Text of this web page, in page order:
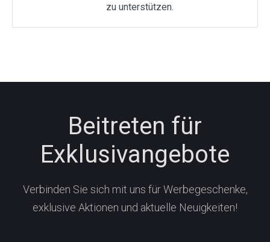
zu unterstützen.
Beitreten für
Exklusivangebote
Verbinden Sie sich mit uns für Werbegeschenke,
exklusive Aktionen und aktuelle Neuigkeiten!